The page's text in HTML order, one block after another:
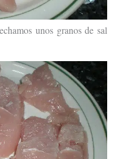
unos granos de sal